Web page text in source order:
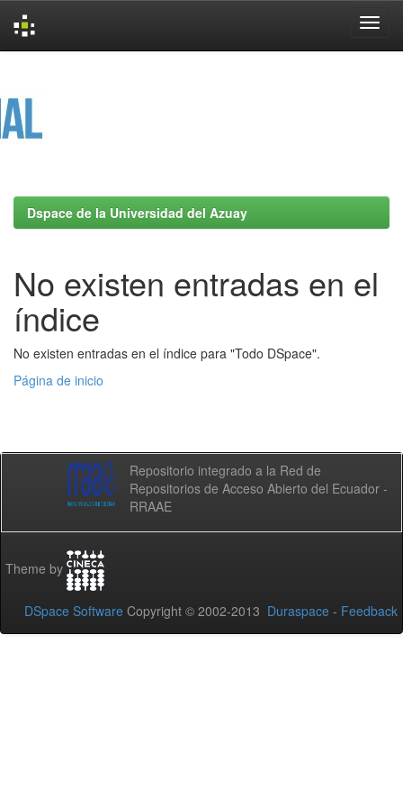
Dspace de la Universidad del Azuay
No existen entradas en el
índice
No existen entradas en el índice para "Todo DSpace".
Página de inicio
Repositorio integrado a la Red de
Repositorios de Acceso Abierto del Ecuador -
RRAAE
Theme by
DSpace Software Copyright © 2002-2013 Duraspace - Feedback